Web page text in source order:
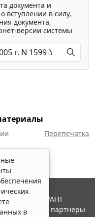
документа и
вступлении в силу,
документа,
версии системы
Перепечатка
в
Система ГАРАНТ
"Гарант" и ее партнеры